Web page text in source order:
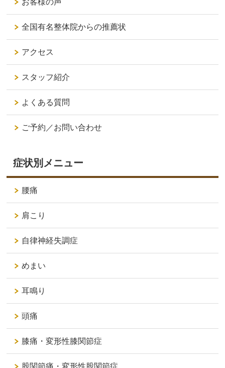
全国有名整体院からの推薦状
アクセス
スタッフ紹介
よくある質問
ご予約／お問い合わせ
症状別メニュー
腰痛
肩こり
自律神経失調症
めまい
耳鳴り
頭痛
膝痛・変形性膝関節症
股関節痛・変形性股関節症